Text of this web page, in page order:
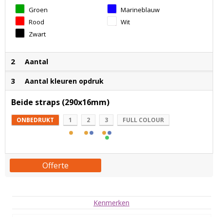
Groen
Marineblauw
Rood
Wit
Zwart
2 Aantal
3 Aantal kleuren opdruk
Beide straps (290x16mm)
ONBEDRUKT 1 2 3 FULL COLOUR
Offerte
Kenmerken